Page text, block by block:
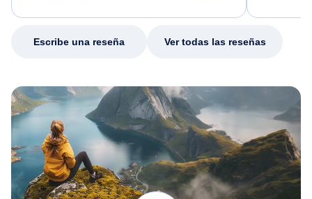
my issue.
Escribe una reseña Ver todas las reseñas